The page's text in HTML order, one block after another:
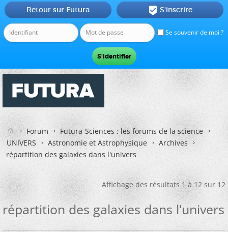
Se souvenir de moi ?
Retour sur Futura  S'inscrire
Forum
Futura-Sciences : les forums de la science
UNIVERS
Astronomie et Astrophysique
Archives
répartition des galaxies dans l'univers
Affichage des résultats 1 à 12 sur 12
répartition des galaxies dans l'univers